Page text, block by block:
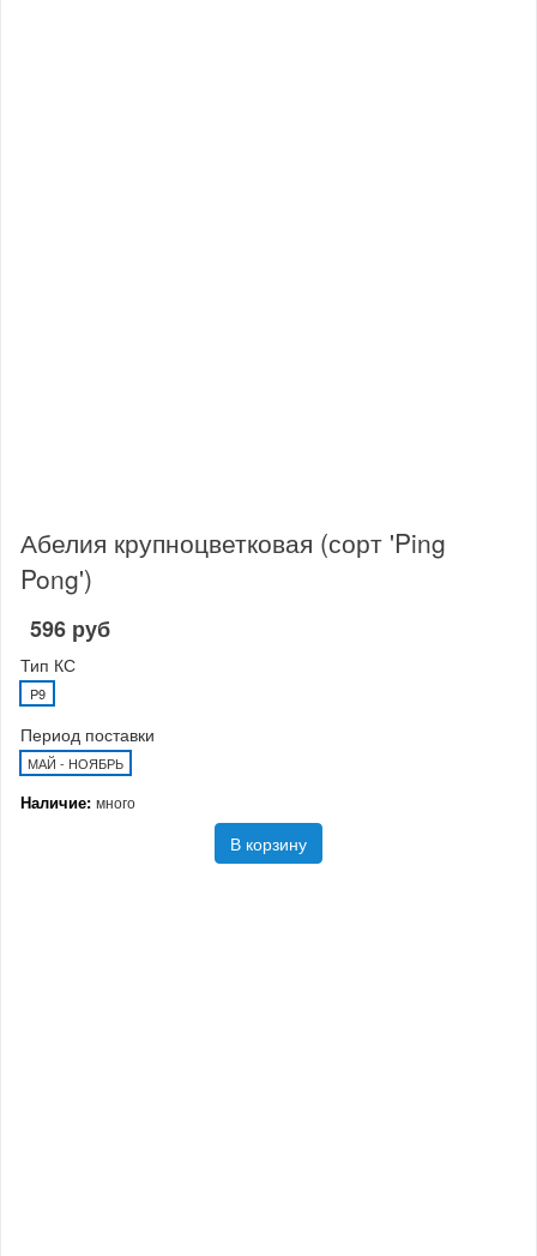
Абелия крупноцветковая (сорт 'Ping
Pong')
596 руб
Тип КС
P9
Период поставки
МАЙ - НОЯБРЬ
Наличие: много
В корзину